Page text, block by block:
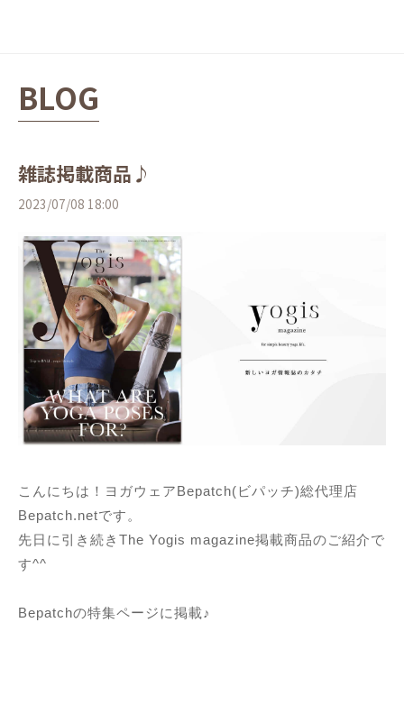
BLOG
雑誌掲載商品♪
2023/07/08 18:00
こんにちは！ヨガウェアBepatch(ビパッチ)総代理店
Bepatch.netです。
先日に引き続きThe Yogis magazine掲載商品のご紹介で
す^^
Bepatchの特集ページに掲載♪